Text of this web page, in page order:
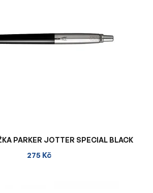
PARKER JOTTER SPECIAL BLACK
275 Kč